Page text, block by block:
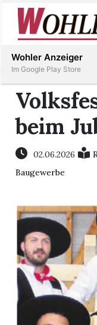
Immobilien
Veranstaltungen
E-
Paper
Newsletter
App
beim
02.06.2026
Baugewerbe
Wohler Anzeiger
Im Google Play Store